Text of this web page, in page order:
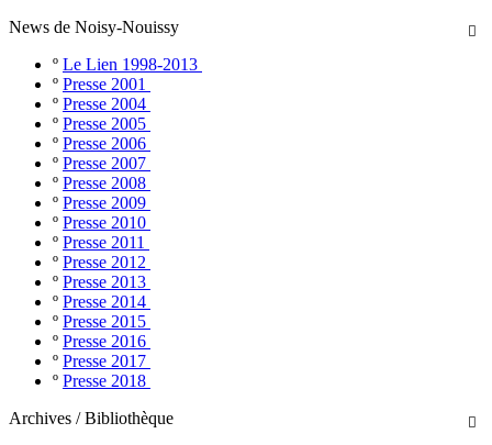

News de Noisy-Nouissy
º Le Lien 1998-2013
º Presse 2001
º Presse 2004
º Presse 2005
º Presse 2006
º Presse 2007
º Presse 2008
º Presse 2009
º Presse 2010
º Presse 2011
º Presse 2012
º Presse 2013
º Presse 2014
º Presse 2015
º Presse 2016
º Presse 2017
º Presse 2018

Archives / Bibliothèque